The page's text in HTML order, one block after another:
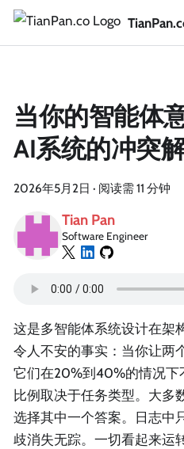
当你的智能体
AI系统的冲突
2026年5月2日 · 阅读需 11 分钟
Tian Pan
Software Engineer
这是多智能体系统设计在架
令人不安的事实：当你让两
它们在20%到40%的情况下
比例取决于任务类型。大多
选择其中一个答案。日志中
歧消失无踪。一切看起来运